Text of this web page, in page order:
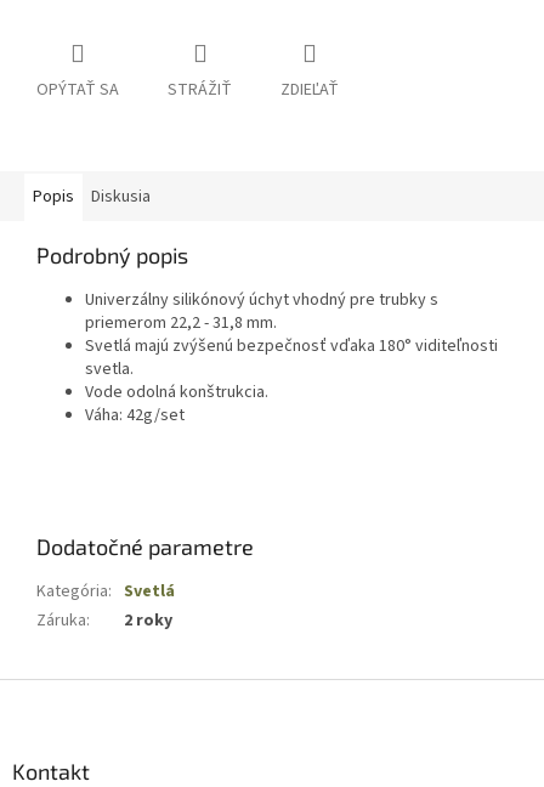
OPÝTAŤ SA STRÁŽIŤ ZDIEĽAŤ
Popis Diskusia
Podrobný popis
Univerzálny silikónový úchyt vhodný pre trubky s
priemerom 22,2 - 31,8 mm.
Svetlá majú zvýšenú bezpečnosť vďaka 180° viditeľnosti
svetla.
Vode odolná konštrukcia.
Váha: 42g/set
Dodatočné parametre
Kategória: Svetlá
Záruka: 2 roky
Kontakt